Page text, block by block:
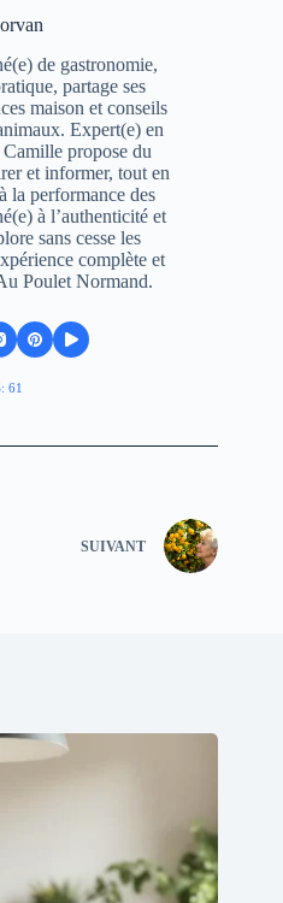
de gastronomie,
partage ses
maison et conseils
Expert(e) en
propose du
et informer, tout en
la performance des
à l’authenticité et
sans cesse les
complète et
Poulet Normand.
61
SUIVANT